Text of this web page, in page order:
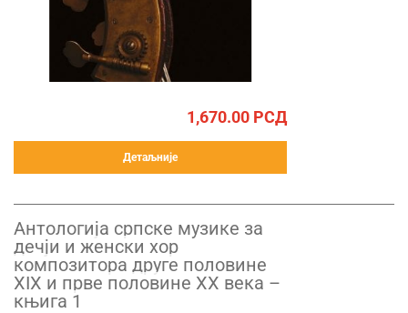
1,670.00 РСД
Детаљније
Антологија српске музике за
дечји и женски хор
композитора друге половине
XIX и прве половине XX века –
књига 1